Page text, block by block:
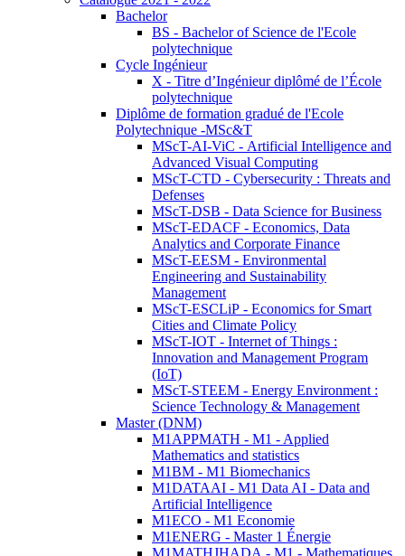
Bachelor
BS - Bachelor of Science de l'Ecole
polytechnique
Cycle Ingénieur
X - Titre d’Ingénieur diplômé de l’École
polytechnique
Diplôme de formation gradué de l'Ecole
Polytechnique -MSc&T
MScT-AI-ViC - Artificial Intelligence and
Advanced Visual Computing
MScT-CTD - Cybersecurity : Threats and
Defenses
MScT-DSB - Data Science for Business
MScT-EDACF - Economics, Data
Analytics and Corporate Finance
MScT-EESM - Environmental
Engineering and Sustainability
Management
MScT-ESCLiP - Economics for Smart
Cities and Climate Policy
MScT-IOT - Internet of Things :
Innovation and Management Program
(IoT)
MScT-STEEM - Energy Environment :
Science Technology & Management
Master (DNM)
M1APPMATH - M1 - Applied
Mathematics and statistics
M1BM - M1 Biomechanics
M1DATAAI - M1 Data AI - Data and
Artificial Intelligence
M1ECO - M1 Economie
M1ENERG - Master 1 Énergie
M1MATHJHADA - M1 - Mathematiques